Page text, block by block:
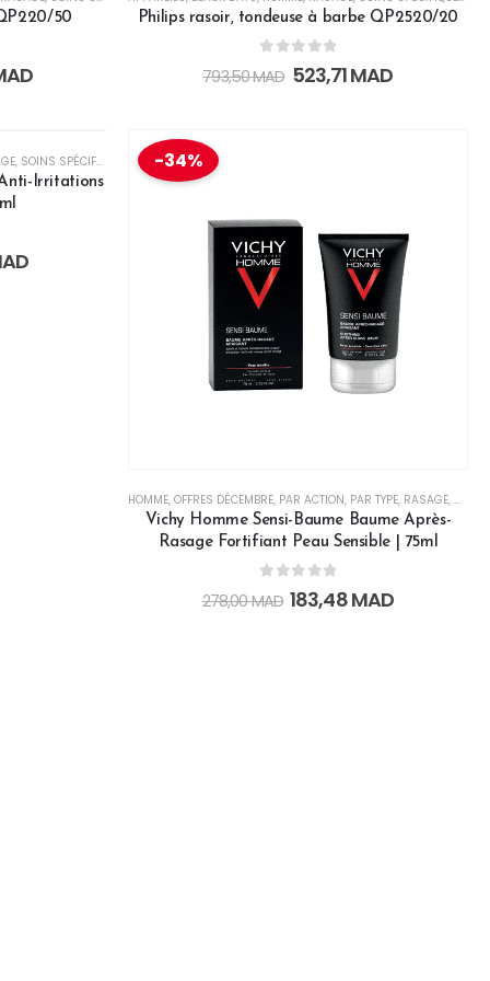
50
Philips rasoir, tondeuse à barbe QP2520/20
out of 5
793,50MAD 523,71MAD
, SOINS SPÉCIFIQUES VICHY HOMME OFFRE
Irritations
-34%
HOMME, OFFRES DÉCEMBRE, PAR ACTION, PAR TYPE, RASAGE, SOINS
Vichy Homme Sensi-Baume Baume Après-
Rasage Fortifiant Peau Sensible | 75ml
out of 5
278,00MAD 183,48MAD